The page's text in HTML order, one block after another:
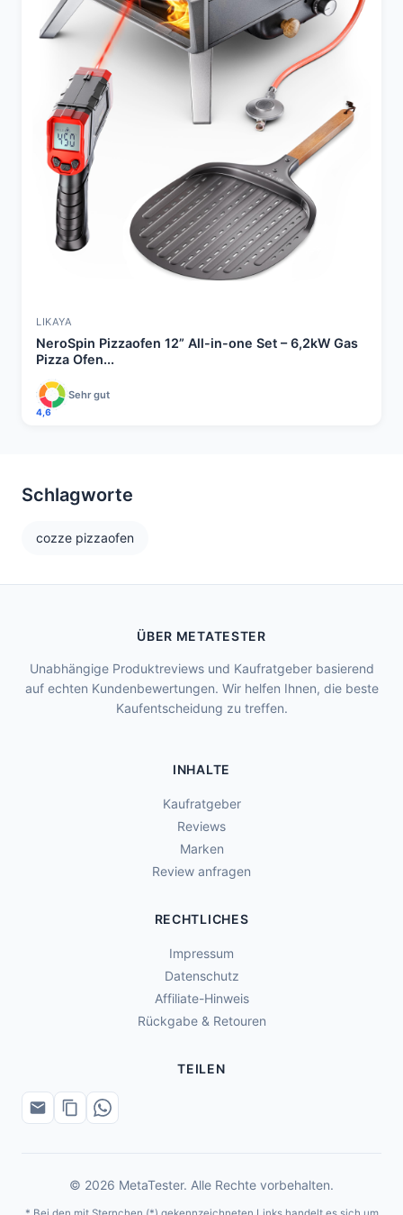
LIKAYA
NeroSpin Pizzaofen 12” All-in-one Set – 6,2kW Gas
Pizza Ofen...
4,6
Sehr gut
Schlagworte
cozze pizzaofen
ÜBER METATESTER
Unabhängige Produktreviews und Kaufratgeber basierend
auf echten Kundenbewertungen. Wir helfen Ihnen, die beste
Kaufentscheidung zu treffen.
INHALTE
Kaufratgeber
Reviews
Marken
Review anfragen
RECHTLICHES
Impressum
Datenschutz
Affiliate-Hinweis
Rückgabe & Retouren
TEILEN
© 2026 MetaTester. Alle Rechte vorbehalten.